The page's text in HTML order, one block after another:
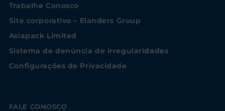
Trabalhe Conosco
Site corporativo – Elanders Group
Asiapack Limited
Sistema de denúncia de irregularidades
Configurações de Privacidade
FALE CONOSCO